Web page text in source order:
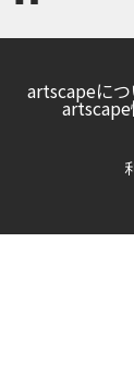
artscapeにつ